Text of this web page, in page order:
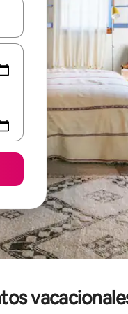
las teclas de flecha